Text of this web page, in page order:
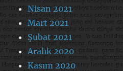
Nisan 2021
Mart 2021
Şubat 2021
Aralık 2020
Kasım 2020